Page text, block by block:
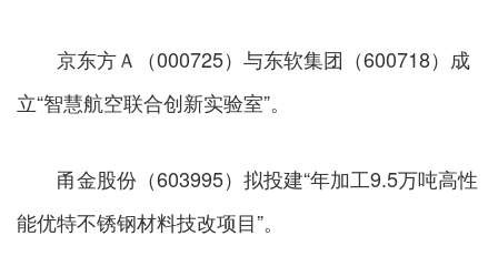
京东方Ａ（000725）与东软集团（600718）成
立“智慧航空联合创新实验室”。
甬金股份（603995）拟投建“年加工9.5万吨高性
能优特不锈钢材料技改项目”。